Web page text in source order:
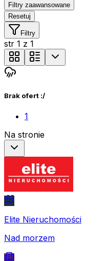
Filtry zaawansowane
Resetuj
Filtry
str 1 z 1
Brak ofert :/
1
Na stronie
Elite Nieruchomości
Nad morzem